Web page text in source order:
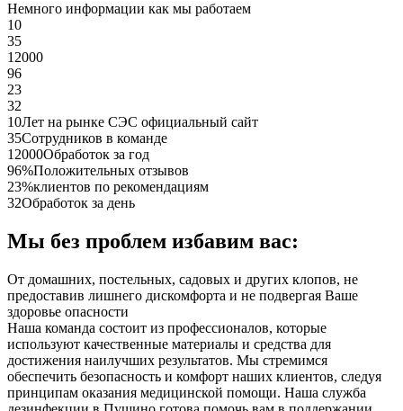
Немного информации как мы работаем
10
35
12000
96
23
32
10Лет на рынке СЭС официальный сайт
35Сотрудников в команде
12000Обработок за год
96%Положительных отзывов
23%клиентов по рекомендациям
32Обработок за день
Мы без проблем избавим вас:
От домашних, постельных, садовых и других клопов, не
предоставив лишнего дискомфорта и не подвергая Ваше
здоровье опасности
Наша команда состоит из профессионалов, которые
используют качественные материалы и средства для
достижения наилучших результатов. Мы стремимся
обеспечить безопасность и комфорт наших клиентов, следуя
принципам оказания медицинской помощи. Наша служба